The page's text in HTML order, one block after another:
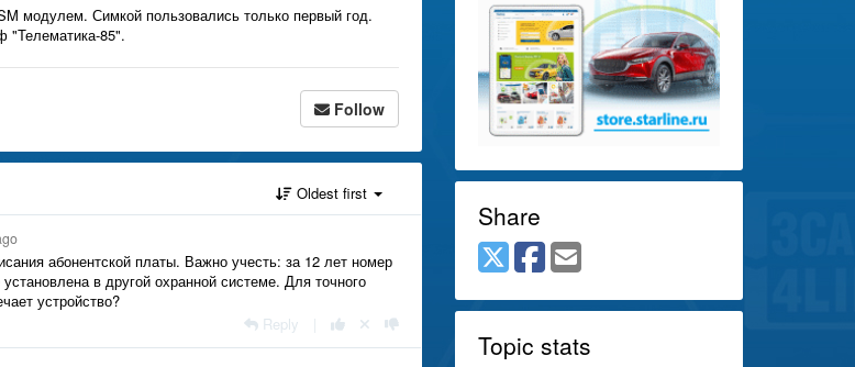
модулем. Симкой пользовались только первый год.
"Телематика-85".
Follow
Oldest first
абонентской платы. Важно учесть: за 12 лет номер
в другой охранной системе. Для точного
устройство?
Reply
Share
Topic stats